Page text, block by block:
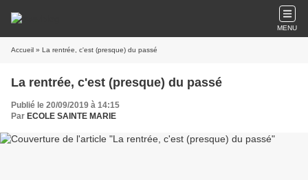
MENU
Accueil » La rentrée, c'est (presque) du passé
La rentrée, c'est (presque) du passé
Publié le 20/09/2019 à 14:15
Par ECOLE SAINTE MARIE